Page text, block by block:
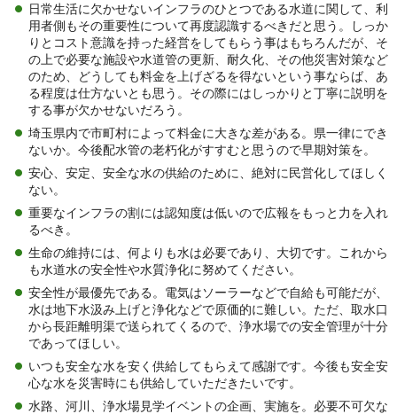
日常生活に欠かせないインフラのひとつである水道に関して、利
用者側もその重要性について再度認識するべきだと思う。しっか
りとコスト意識を持った経営をしてもらう事はもちろんだが、そ
の上で必要な施設や水道管の更新、耐久化、その他災害対策など
のため、どうしても料金を上げざるを得ないという事ならば、あ
る程度は仕方ないとも思う。その際にはしっかりと丁寧に説明を
する事が欠かせないだろう。
埼玉県内で市町村によって料金に大きな差がある。県一律にでき
ないか。今後配水管の老朽化がすすむと思うので早期対策を。
安心、安定、安全な水の供給のために、絶対に民営化してほしく
ない。
重要なインフラの割には認知度は低いので広報をもっと力を入れ
るべき。
生命の維持には、何よりも水は必要であり、大切です。これから
も水道水の安全性や水質浄化に努めてください。
安全性が最優先である。電気はソーラーなどで自給も可能だが、
水は地下水汲み上げと浄化などで原価的に難しい。ただ、取水口
から長距離明渠で送られてくるので、浄水場での安全管理が十分
であってほしい。
いつも安全な水を安く供給してもらえて感謝です。今後も安全安
心な水を災害時にも供給していただきたいです。
水路、河川、浄水場見学イベントの企画、実施を。必要不可欠な